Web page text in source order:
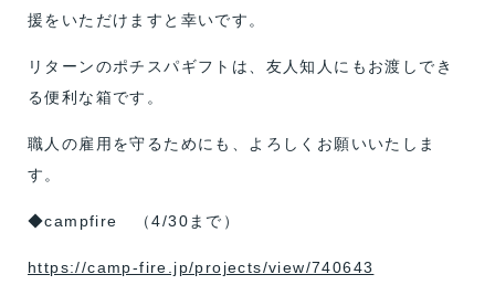
援をいただけますと幸いです。
リターンのポチスパギフトは、友人知人にもお渡しでき
る便利な箱です。
職人の雇用を守るためにも、よろしくお願いいたしま
す。
◆campfire （4/30まで）
https://camp-fire.jp/projects/view/740643